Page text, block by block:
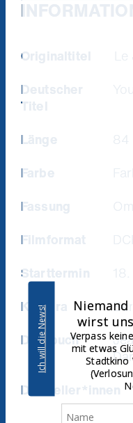
Originaltitel
Deutscher
Titel
Länge
Farbe
Fassung
Filmformat
Starttermin
Kamera
Drehbuch
Darsteller*innen
Ich will die News!
Niemand
wirst
Verpass keinen
mit etwas Glück
Stadtkino
(Verlosung